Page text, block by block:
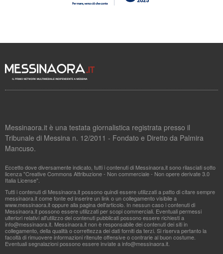
Messinaora.it è una testata giornalistica registrata presso il
Tribunale di Messina n. 12/2011 - Fondato e Diretto da Palmira
Mancuso.
Eccetto dove diversamente indicato, tutti i contenuti di Messinaora.it sono rilasciati sotto
licenza "Creative Commons Attribuzione - Non commerciale - Non opere derivate 3.0
Italia License".
Tutti i contenuti di Messinaora.it possono quindi essere utilizzati a patto di citare sempre
messinaora.it come fonte ed inserire un link o un collegamento visibile a
www.messinaora.it oppure alla pagina dell'articolo. In nessun caso i contenuti di
Messinaora.it possono essere utilizzati per scopi commerciali. Eventuali permessi
ulteriori relativi all'utilizzo dei contenuti pubblicati possono essere richiesti a
info@messinaora.it . Messinaora.it non è responsabile dei contenuti dei siti in
collegamento, della qualità o correttezza dei dati forniti da terzi. Si riserva pertanto la
facoltà di rimuovere informazioni ritenute offensive o contrarie al buon costume.
Eventuali segnalazioni possono essere inviate ainfo@messinaora.it